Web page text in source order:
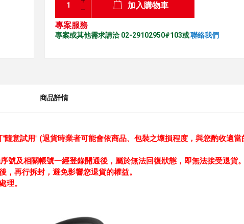
加入購物車
專案服務
專案或其他需求請洽 02-29102950#103或聯絡我們
商品詳情
隨意試用" (退貨時業者可能會依商品、包裝之壞損程度，與您酌收適當
號及相關帳號一經登錄開通後， 屬於無法回復狀態，即無法接受退貨。
再行拆封，避免影響您退貨的權益。
理。